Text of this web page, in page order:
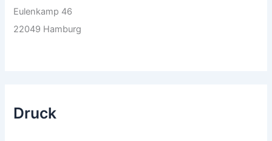
Eulenkamp 46
22049 Hamburg
Druck